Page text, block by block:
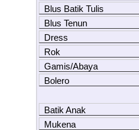
Blus Batik Tulis
Blus Tenun
Dress
Rok
Gamis/Abaya
Bolero
Batik Anak
Mukena